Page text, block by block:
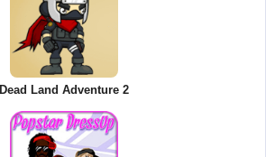
Dead Land Adventure 2